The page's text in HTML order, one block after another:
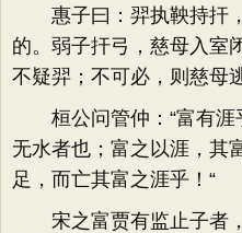
惠子曰：羿执鞅持扞
的。弱子扞弓，慈母入室
不疑羿；不可必，则慈母
桓公问管仲：“富有涯
无水者也；富之以涯，其
足，而亡其富之涯乎！“
宋之富贾有监止子者，